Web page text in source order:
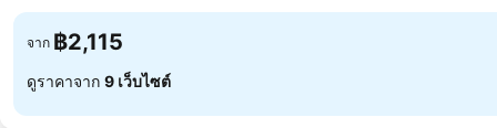
จาก ฿2,115
ดูราคาจาก 9 เว็บไซต์